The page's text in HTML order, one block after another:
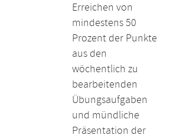
Erreichen von
mindestens 50
Prozent der Punkte
aus den
wöchentlich zu
bearbeitenden
Übungsaufgaben
und mündliche
Präsentation der